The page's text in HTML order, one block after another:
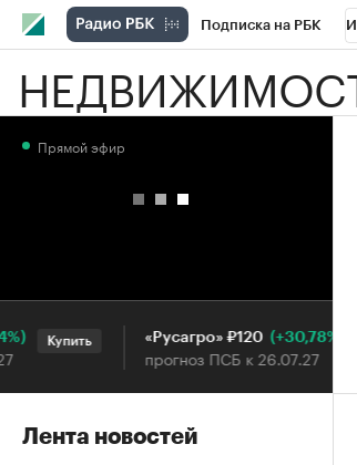
Подписка на РБК
РБК Вино Спорт
Прямой эфир
Купить «Русагро» ₽120 (+30,78%)
прогноз ПСБ к 26.07.27
Лента новостей